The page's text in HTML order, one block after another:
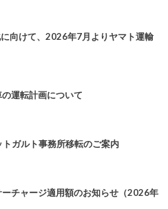
に向けて、2026年7月よりヤマト運輸
運転計画について
ガルト事務所移転のご案内
チャージ適用額のお知らせ（2026年